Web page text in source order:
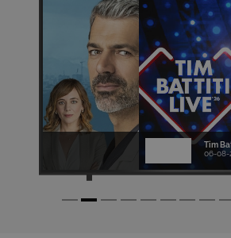
Tim Battiti Live Compilation